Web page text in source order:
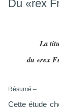
Du «rex
La
du «rex
Résumé –
Cette étude